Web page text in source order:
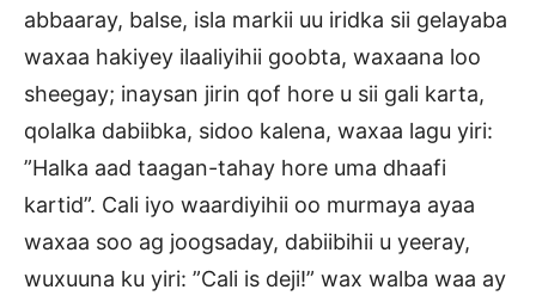
abbaaray, balse, isla markii uu iridka sii gelayaba
waxaa hakiyey ilaaliyihii goobta, waxaana loo
sheegay; inaysan jirin qof hore u sii gali karta,
qolalka dabiibka, sidoo kalena, waxaa lagu yiri:
”Halka aad taagan-tahay hore uma dhaafi
kartid”. Cali iyo waardiyihii oo murmaya ayaa
waxaa soo ag joogsaday, dabiibihii u yeeray,
wuxuuna ku yiri: ”Cali is deji!” wax walba waa ay